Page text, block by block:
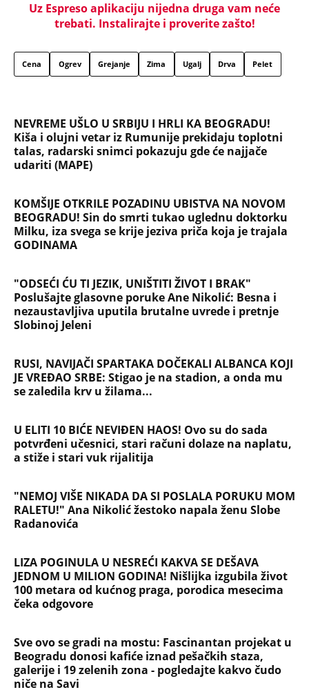
Uz Espreso aplikaciju nijedna druga vam neće
trebati. Instalirajte i proverite zašto!
Cena Ogrev Grejanje Zima Ugalj Drva Pelet
NEVREME UŠLO U SRBIJU I HRLI KA BEOGRADU!
Kiša i olujni vetar iz Rumunije prekidaju toplotni
talas, radarski snimci pokazuju gde će najjače
udariti (MAPE)
KOMŠIJE OTKRILE POZADINU UBISTVA NA NOVOM
BEOGRADU! Sin do smrti tukao uglednu doktorku
Milku, iza svega se krije jeziva priča koja je trajala
GODINAMA
"ODSEĆI ĆU TI JEZIK, UNIŠTITI ŽIVOT I BRAK"
Poslušajte glasovne poruke Ane Nikolić: Besna i
nezaustavljiva uputila brutalne uvrede i pretnje
Slobinoj Jeleni
RUSI, NAVIJAČI SPARTAKA DOČEKALI ALBANCA KOJI
JE VREĐAO SRBE: Stigao je na stadion, a onda mu
se zaledila krv u žilama...
U ELITI 10 BIĆE NEVIĐEN HAOS! Ovo su do sada
potvrđeni učesnici, stari računi dolaze na naplatu,
a stiže i stari vuk rijalitija
"NEMOJ VIŠE NIKADA DA SI POSLALA PORUKU MOM
RALETU!" Ana Nikolić žestoko napala ženu Slobe
Radanovića
LIZA POGINULA U NESREĆI KAKVA SE DEŠAVA
JEDNOM U MILION GODINA! Nišlijka izgubila život
100 metara od kućnog praga, porodica mesecima
čeka odgovore
Sve ovo se gradi na mostu: Fascinantan projekat u
Beogradu donosi kafiće iznad pešačkih staza,
galerije i 19 zelenih zona - pogledajte kakvo čudo
niče na Savi